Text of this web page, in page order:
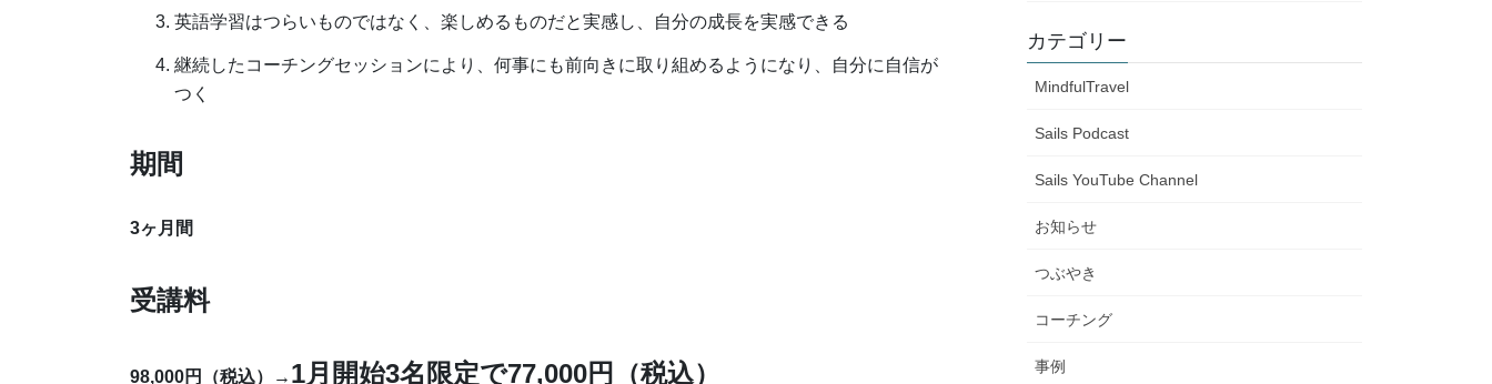
英語学習はつらいものではなく、楽しめるものだと実感し、自分の成長を実感できる
継続したコーチングセッションにより、何事にも前向きに取り組めるようになり、自分に自信が
つく
期間
3ヶ月間
受講料
98,000円（税込）→ 1月開始3名限定で77,000円（税込）
カテゴリー
MindfulTravel
Sails Podcast
Sails YouTube Channel
お知らせ
つぶやき
コーチング
事例